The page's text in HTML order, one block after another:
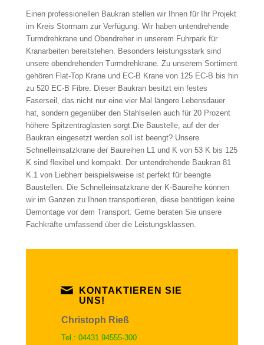
Einen professionellen Baukran stellen wir Ihnen für Ihr Projekt
im Kreis Stormarn zur Verfügung. Wir haben untendrehende
Turmdrehkrane und Obendreher in unserem Fuhrpark für
Kranarbeiten bereitstehen. Besonders leistungsstark sind
unsere obendrehenden Turmdrehkrane. Zu unserem Sortiment
gehören Flat-Top Krane und EC-B Krane von 125 EC-B bis hin
zu 520 EC-B Fibre. Dieser Baukran besitzt ein festes
Faserseil, das nicht nur eine vier Mal längere Lebensdauer
hat, sondern gegenüber den Stahlseilen auch für 20 Prozent
höhere Spitzentraglasten sorgt.Die Baustelle, auf der der
Baukran eingesetzt werden soll ist beengt? Unsere
Schnelleinsatzkrane der Baureihen L1 und K von 53 K bis 125
K sind flexibel und kompakt. Der untendrehende Baukran 81
K.1 von Liebherr beispielsweise ist perfekt für beengte
Baustellen. Die Schnelleinsatzkrane der K-Baureihe können
wir im Ganzen zu Ihnen transportieren, diese benötigen keine
Demontage vor dem Transport. Gerne beraten Sie unsere
Fachkräfte umfassend über die Leistungsklassen.
KONTAKTIEREN SIE
UNS!
Christoph Rieß
Tel.: 04431 94555-300